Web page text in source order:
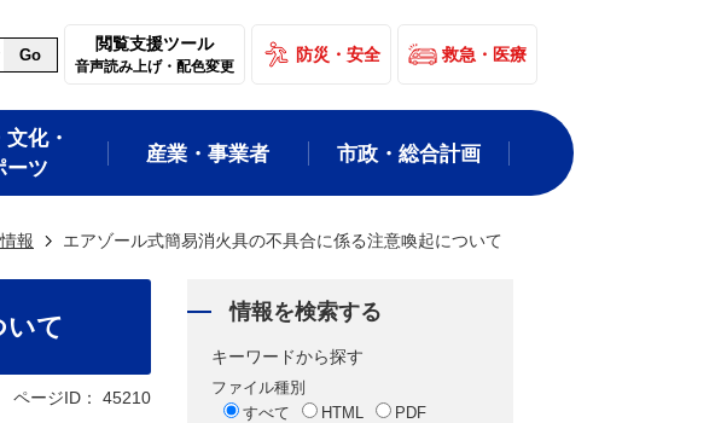
Go
閲覧支援ツール
音声読み上げ・配色変更
防災・安全 救急・医療
化・
ーツ
産業・事業者 市政・総合計画
報 エアゾール式簡易消火具の不具合に係る注意喚起について
いて
ページID： 45210
情報を検索する
キーワードから探す
ファイル種別
すべて
HTML PDF